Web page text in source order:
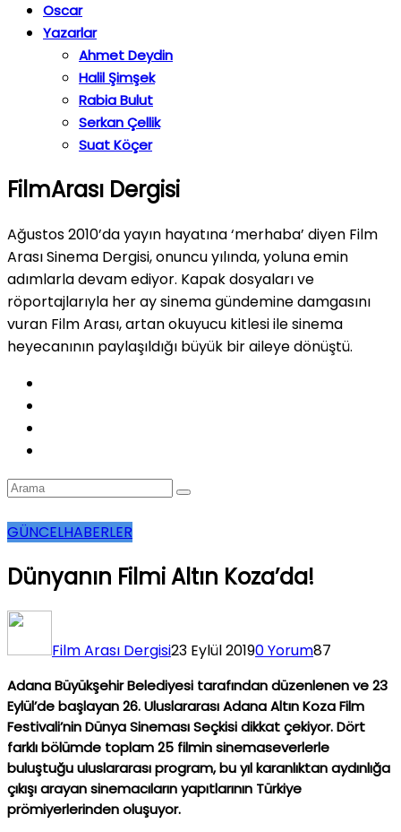
Oscar
Yazarlar
Ahmet Deydin
Halil Şimşek
Rabia Bulut
Serkan Çellik
Suat Köçer
FilmArası Dergisi
Ağustos 2010’da yayın hayatına ‘merhaba’ diyen Film
Arası Sinema Dergisi, onuncu yılında, yoluna emin
adımlarla devam ediyor. Kapak dosyaları ve
röportajlarıyla her ay sinema gündemine damgasını
vuran Film Arası, artan okuyucu kitlesi ile sinema
heyecanının paylaşıldığı büyük bir aileye dönüştü.
GÜNCELHABERLER
Dünyanın Filmi Altın Koza’da!
Film Arası Dergisi23 Eylül 20190 Yorum87
Adana Büyükşehir Belediyesi tarafından düzenlenen ve 23
Eylül’de başlayan 26. Uluslararası Adana Altın Koza Film
Festivali’nin Dünya Sineması Seçkisi dikkat çekiyor. Dört
farklı bölümde toplam 25 filmin sinemaseverlerle
buluştuğu uluslararası program, bu yıl karanlıktan aydınlığa
çıkışı arayan sinemacıların yapıtlarının Türkiye
prömiyerlerinden oluşuyor.